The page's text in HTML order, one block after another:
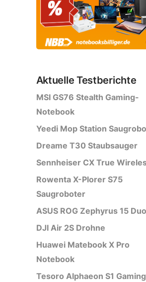
Aktuelle Testberichte
MSI GS76 Stealth Gaming-
Notebook
Yeedi Mop Station
Dreame T30 Staubsauger
Sennheiser CX True
Rowenta X-Plorer S75
Saugroboter
ASUS ROG Zephyrus 15
DJI Air 2S Drohne
Huawei Matebook X Pro
Notebook
Tesoro Alphaeon S1 Gaming